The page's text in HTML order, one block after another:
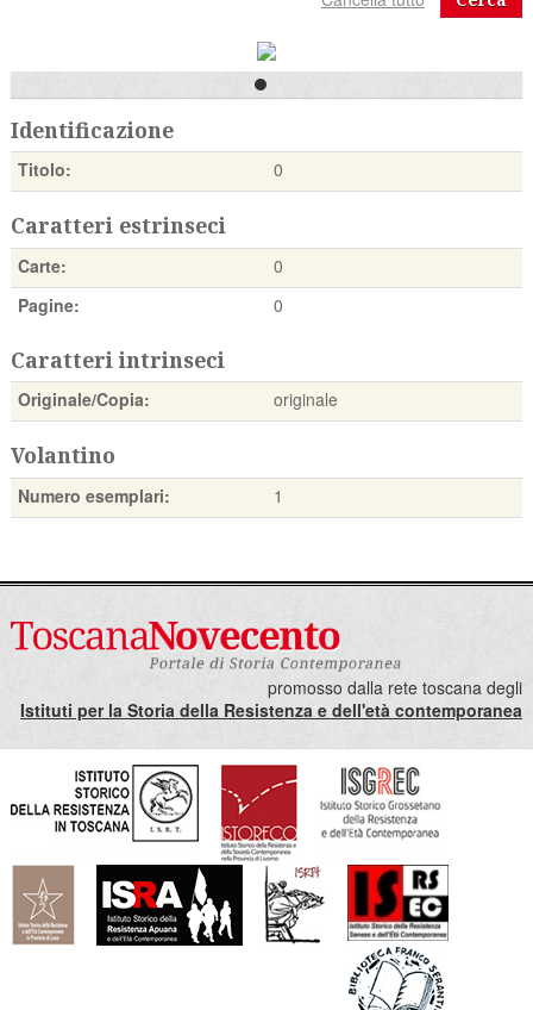
Identificazione
Titolo: 0
Caratteri estrinseci
Carte:
0
Pagine:
0
Caratteri intrinseci
Originale/Copia: originale
Volantino
Numero esemplari: 1
promosso dalla rete toscana degli
Istituti per la Storia della Resistenza e dell'età contemporanea